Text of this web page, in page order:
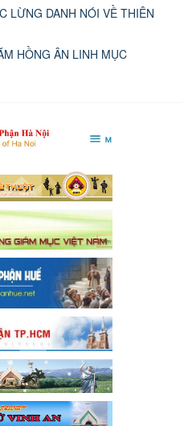
LỪNG DANH NÓI VỀ THIÊN
HỒNG ÂN LINH MỤC